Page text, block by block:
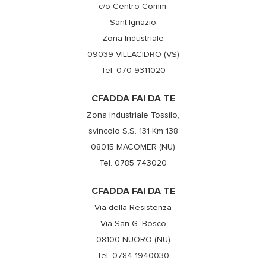
c/o Centro Comm.
Sant’Ignazio
Zona Industriale
09039 VILLACIDRO (VS)
Tel. 070 9311020
CFADDA FAI DA TE
Zona Industriale Tossilo,
svincolo S.S. 131 Km 138
08015 MACOMER (NU)
Tel. 0785 743020
CFADDA FAI DA TE
Via della Resistenza
Via San G. Bosco
08100 NUORO (NU)
Tel. 0784 1940030